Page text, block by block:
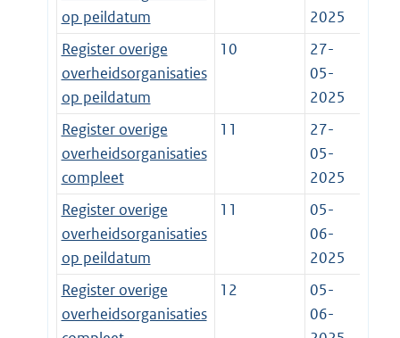
op peildatum
2025
Register overige
overheidsorganisaties
op peildatum
10
27-
05-
2025
Register overige
overheidsorganisaties
compleet
11
27-
05-
2025
Register overige
overheidsorganisaties
op peildatum
11
05-
06-
2025
Register overige
overheidsorganisaties
12
05-
06-